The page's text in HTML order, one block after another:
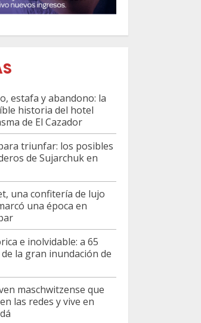
estafa y abandono: la
historia del hotel
de El Cazador
triunfar: los posibles
de Sujarchuk en
una confitería de lujo
una época en
e inolvidable: a 65
la gran inundación de
maschwitzense que
las redes y vive en